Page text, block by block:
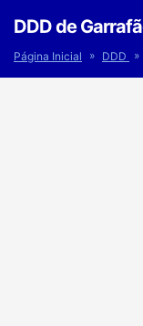
DDD de
Página Inicial » DDD »